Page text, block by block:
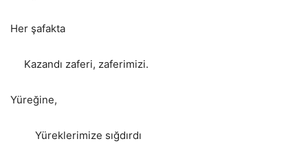
Her şafakta
Kazandı zaferi, zaferimizi.
Yüreğine,
Yüreklerimize sığdırdı